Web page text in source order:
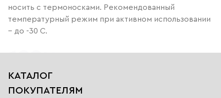
носить с термоносками. Рекомендованный
температурный режим при активном использовании
– до -30 С.
КАТАЛОГ
ПОКУПАТЕЛЯМ